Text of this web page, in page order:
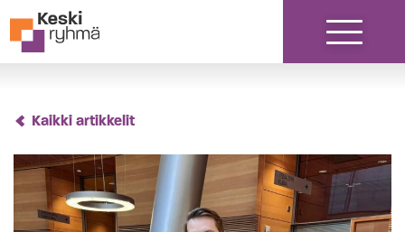
Siirry sisältöön
Kaikki artikkelit